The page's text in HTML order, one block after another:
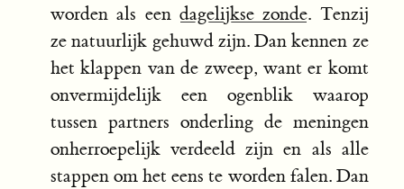
worden als eendagelijkse zonde. Tenzij
ze natuurlijk gehuwd zijn. Dan kennen ze
het klappen van de zweep, want er komt
onvermijdelijk een ogenblik waarop
tussen partners onderling de meningen
onherroepelijk verdeeld zijn en als alle
stappen om het eens te worden falen. Dan